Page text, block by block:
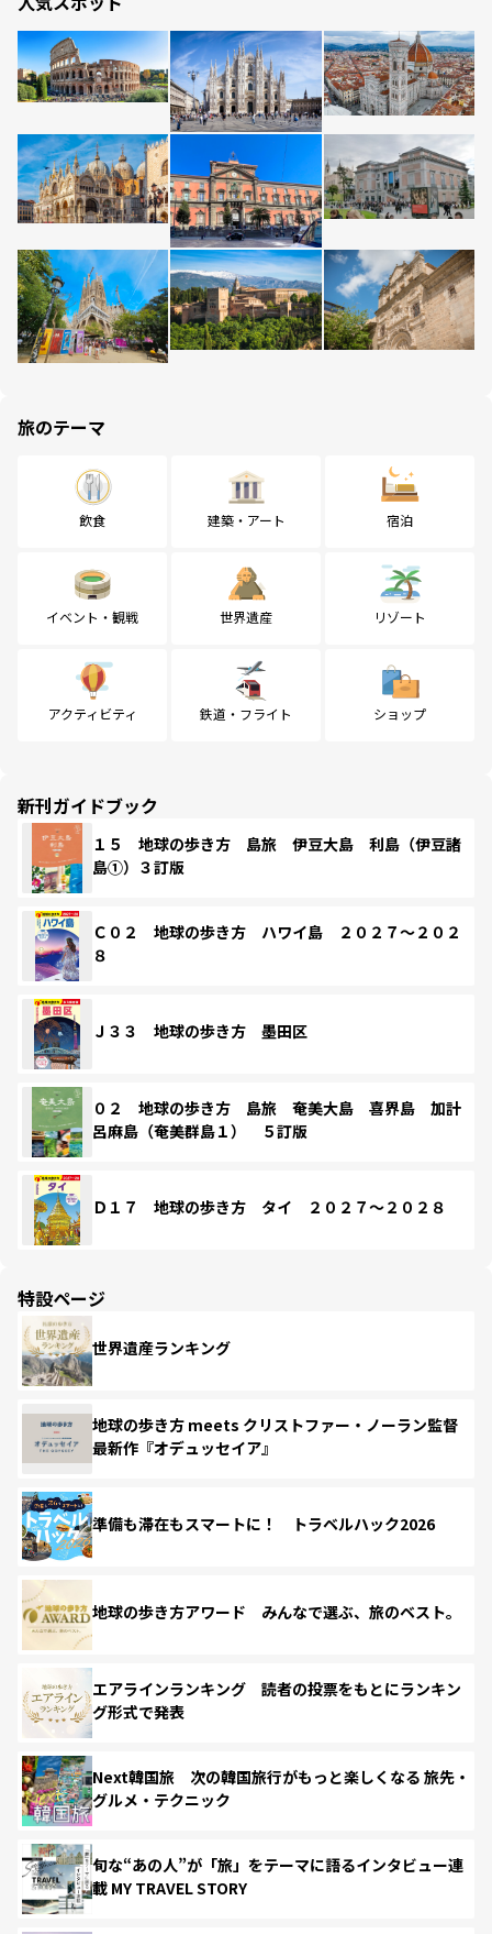
旅のテーマ
飲食 建築・アート 宿泊
イベント・観戦 世界遺産 リゾート
アクティビティ 鉄道・フライト ショップ
新刊ガイドブック
１５ 地球の歩き方 島旅 伊豆大島 利島（伊豆諸
島①）３訂版
Ｃ０２ 地球の歩き方 ハワイ島 ２０２７～２０２
８
Ｊ３３ 地球の歩き方 墨田区
０２ 地球の歩き方 島旅 奄美大島 喜界島 加計
呂麻島（奄美群島１） ５訂版
Ｄ１７ 地球の歩き方 タイ ２０２７～２０２８
特設ページ
世界遺産ランキング
地球の歩き方 meets クリストファー・ノーラン監督
最新作『オデュッセイア』
準備も滞在もスマートに！ トラベルハック2026
地球の歩き方アワード みんなで選ぶ、旅のベスト。
エアラインランキング 読者の投票をもとにランキン
グ形式で発表
Next韓国旅 次の韓国旅行がもっと楽しくなる 旅先・
グルメ・テクニック
旬な“あの人”が「旅」をテーマに語るインタビュー連
載 MY TRAVEL STORY